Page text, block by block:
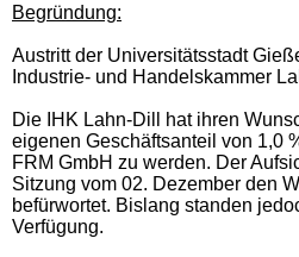
Begründung:
Austritt der Universitätsstadt
Industrie- und Handelskammer
Die IHK Lahn-Dill hat ihren
eigenen Geschäftsanteil von 1,0
FRM GmbH zu werden. Der
Sitzung vom 02. Dezember den
befürwortet. Bislang standen
Verfügung.